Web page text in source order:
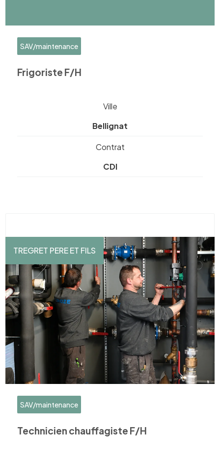
SAV/maintenance
Frigoriste F/H
Ville
Bellignat
Contrat
CDI
TREGRET PERE ET FILS
SAV/maintenance
Technicien chauffagiste F/H